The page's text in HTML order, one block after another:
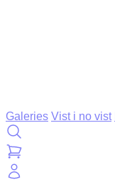
Galeries Vist i no vist